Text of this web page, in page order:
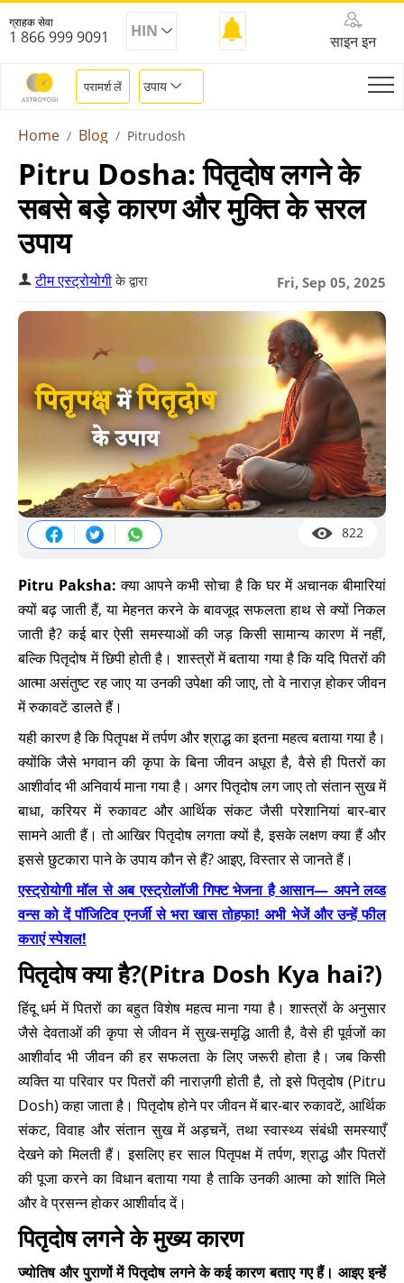
ग्राहक सेवा
1 866 999 9091 HIN
साइन इन
परामर्श लें उपाय
Home Blog Pitrudosh
Pitru Dosha: पितृदोष लगने के
सबसे बड़े कारण और मुक्ति के सरल
उपाय
Fri, Sep 05, 2025
टीम एस्ट्रोयोगीके द्वारा
822
Pitru Paksha: क्या आपने कभी सोचा है कि घर में अचानक बीमारियां
क्यों बढ़ जाती हैं, या मेहनत करने के बावजूद सफलता हाथ से क्यों निकल
जाती है? कई बार ऐसी समस्याओं की जड़ किसी सामान्य कारण में नहीं,
बल्कि पितृदोष में छिपी होती है। शास्त्रों में बताया गया है कि यदि पितरों की
आत्मा असंतुष्ट रह जाए या उनकी उपेक्षा की जाए, तो वे नाराज़ होकर जीवन
में रुकावटें डालते हैं।
यही कारण है कि पितृपक्ष में तर्पण और श्राद्ध का इतना महत्व बताया गया है।
क्योंकि जैसे भगवान की कृपा के बिना जीवन अधूरा है, वैसे ही पितरों का
आशीर्वाद भी अनिवार्य माना गया है। अगर पितृदोष लग जाए तो संतान सुख में
बाधा, करियर में रुकावट और आर्थिक संकट जैसी परेशानियां बार-बार
सामने आती हैं। तो आखिर पितृदोष लगता क्यों है, इसके लक्षण क्या हैं और
इससे छुटकारा पाने के उपाय कौन से हैं? आइए, विस्तार से जानते हैं।
एस्ट्रोयोगी मॉल से अब एस्ट्रोलॉजी गिफ्ट भेजना है आसान— अपने लव्ड
वन्स को दें पॉजिटिव एनर्जी से भरा खास तोहफा! अभी भेजें और उन्हें फील
कराएं स्पेशल!
पितृदोष क्या है?(Pitra Dosh Kya hai?)
हिंदू धर्म में पितरों का बहुत विशेष महत्व माना गया है। शास्त्रों के अनुसार
जैसे देवताओं की कृपा से जीवन में सुख-समृद्धि आती है, वैसे ही पूर्वजों का
आशीर्वाद भी जीवन की हर सफलता के लिए जरूरी होता है। जब किसी
व्यक्ति या परिवार पर पितरों की नाराज़गी होती है, तो इसे पितृदोष (Pitru
Dosh) कहा जाता है। पितृदोष होने पर जीवन में बार-बार रुकावटें, आर्थिक
संकट, विवाह और संतान सुख में अड़चनें, तथा स्वास्थ्य संबंधी समस्याएँ
देखने को मिलती हैं। इसलिए हर साल पितृपक्ष में तर्पण, श्राद्ध और पितरों
की पूजा करने का विधान बताया गया है ताकि उनकी आत्मा को शांति मिले
और वे प्रसन्न होकर आशीर्वाद दें।
पितृदोष लगने के मुख्य कारण
ज्योतिष और पुराणों में पितृदोष लगने के कई कारण बताए गए हैं। आइए इन्हें